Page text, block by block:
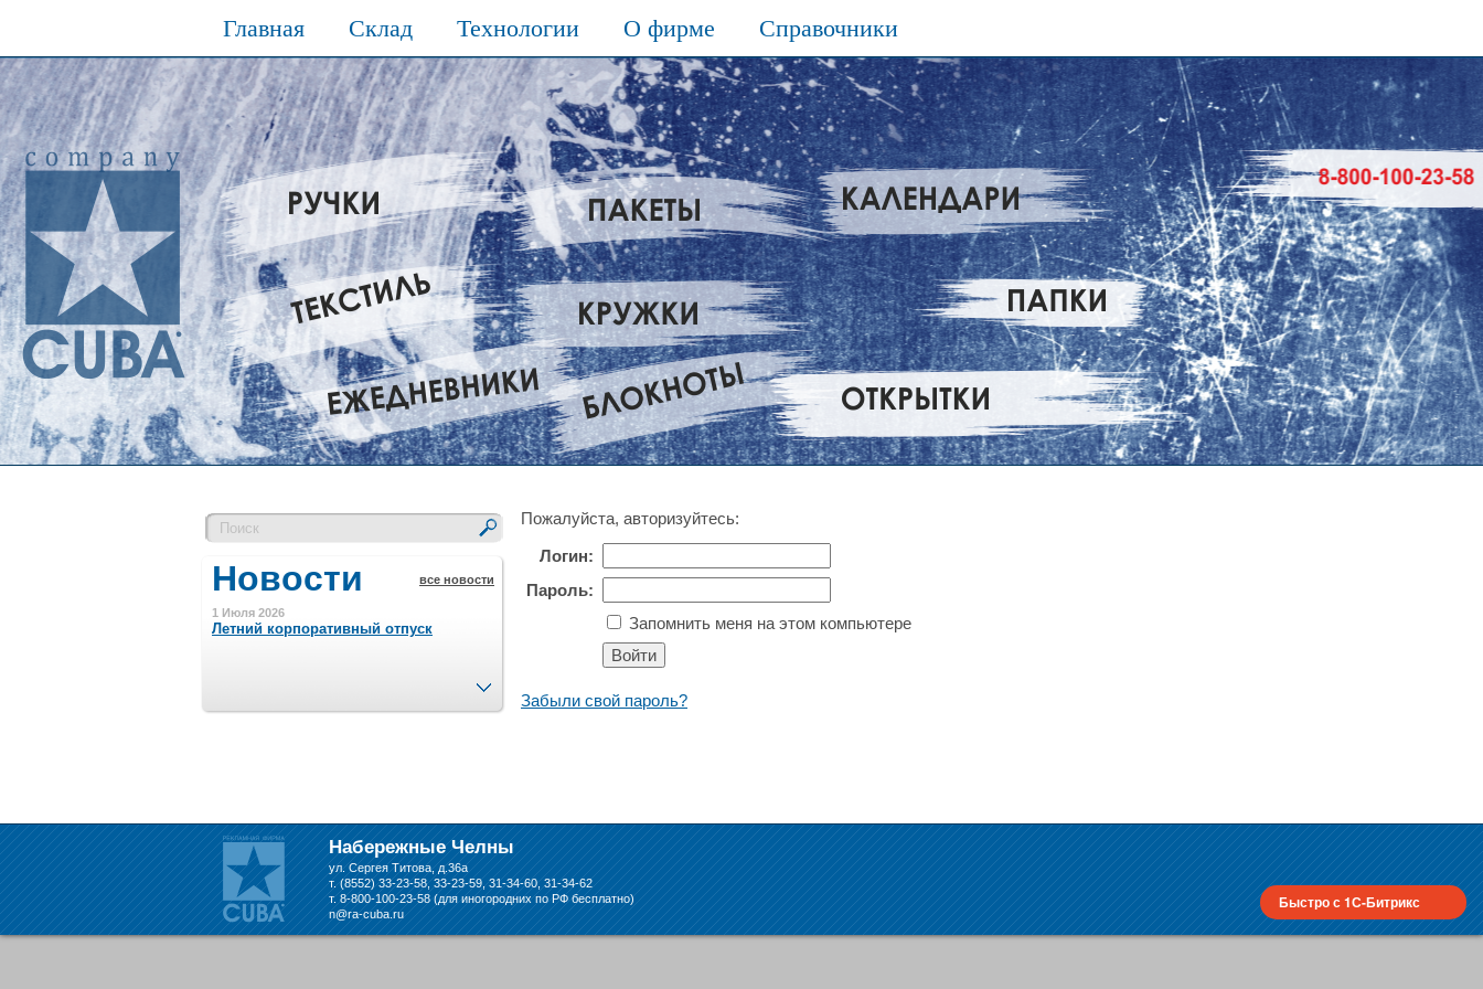
Главная Склад Технологии О фирме Справочники
Новости все новости
1 Июля 2026
Летний корпоративный отпуск
Минимальная сумма заказа 5000 р.
в Набережных Челнах
21 Июня 2020
Кашированные коробочки
производим в Набережных Челнах
Пожалуйста, авторизуйтесь:
Логин:
Пароль:
Запомнить меня на этом компьютере
Забыли свой пароль?
Набережные Челны
ул. Сергея Титова, д.36а
т. (8552) 33-23-58, 33-23-59, 31-34-60, 31-34-62
т. 8-800-100-23-58 (для иногородних по РФ бесплатно)
n@ra-cuba.ru
Быстро с 1С-Битрикс